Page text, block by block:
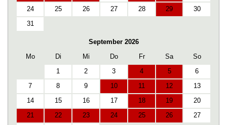
24
25 26 27 28 29
30
31
September 2026
Mo
Di Mi Do Fr Sa
So
1
2 3 4 5
6
7
8 9 10 11 12
13
14
15 16 17 18 19
20
21
22 23 24 25 26 27